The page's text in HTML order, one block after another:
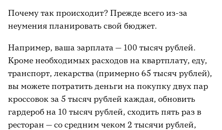
Почему так происходит? Прежде всего из-за
неумения планировать свой бюджет.
Например, ваша зарплата — 100 тысяч рублей.
Кроме необходимых расходов на квартплату, еду,
транспорт, лекарства (примерно 65 тысяч рублей),
вы можете потратить деньги на покупку двух пар
кроссовок за 5 тысяч рублей каждая, обновить
гардероб на 10 тысяч рублей, сходить пять раз в
ресторан — со средним чеком 2 тысячи рублей,